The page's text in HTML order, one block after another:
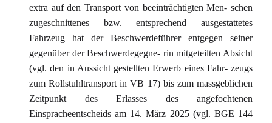
extra auf den Transport von beeinträchtigten Men- schen
zugeschnittenes bzw. entsprechend ausgestattetes
Fahrzeug hat der Beschwerdeführer entgegen seiner
gegenüber der Beschwerdegegne- rin mitgeteilten Absicht
(vgl. den in Aussicht gestellten Erwerb eines Fahr- zeugs
zum Rollstuhltransport in VB 17) bis zum massgeblichen
Zeitpunkt des Erlasses des angefochtenen
Einspracheentscheids am 14. März 2025 (vgl. BGE 144